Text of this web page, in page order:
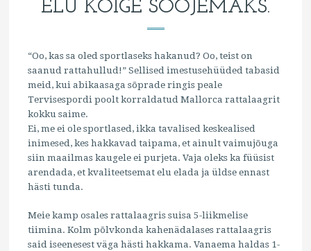
ELU KÕIGE SOOJEMAKS.
“Oo, kas sa oled sportlaseks hakanud? Oo, teist on
saanud rattahullud!” Sellised imestusehüüded tabasid
meid, kui abikaasaga sõprade ringis peale
Tervisespordi poolt korraldatud Mallorca rattalaagrit
kokku saime.
Ei, me ei ole sportlased, ikka tavalised keskealised
inimesed, kes hakkavad taipama, et ainult vaimujõuga
siin maailmas kaugele ei purjeta. Vaja oleks ka füüsist
arendada, et kvaliteetsemat elu elada ja üldse ennast
hästi tunda.
Meie kamp osales rattalaagris suisa 5-liikmelise
tiimina. Kolm põlvkonda kahenädalases rattalaagris
said iseenesest väga hästi hakkama. Vanaema haldas 1-